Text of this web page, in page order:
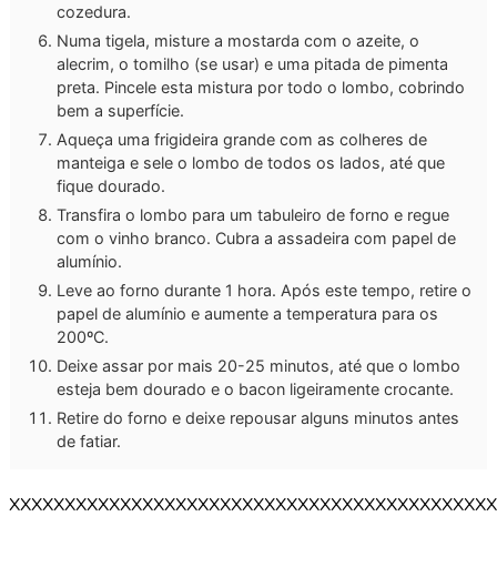
cozedura.
Numa tigela, misture a mostarda com o azeite, o
alecrim, o tomilho (se usar) e uma pitada de pimenta
preta. Pincele esta mistura por todo o lombo, cobrindo
bem a superfície.
Aqueça uma frigideira grande com as colheres de
manteiga e sele o lombo de todos os lados, até que
fique dourado.
Transfira o lombo para um tabuleiro de forno e regue
com o vinho branco. Cubra a assadeira com papel de
alumínio.
Leve ao forno durante 1 hora. Após este tempo, retire o
papel de alumínio e aumente a temperatura para os
200ºC.
Deixe assar por mais 20-25 minutos, até que o lombo
esteja bem dourado e o bacon ligeiramente crocante.
Retire do forno e deixe repousar alguns minutos antes
de fatiar.